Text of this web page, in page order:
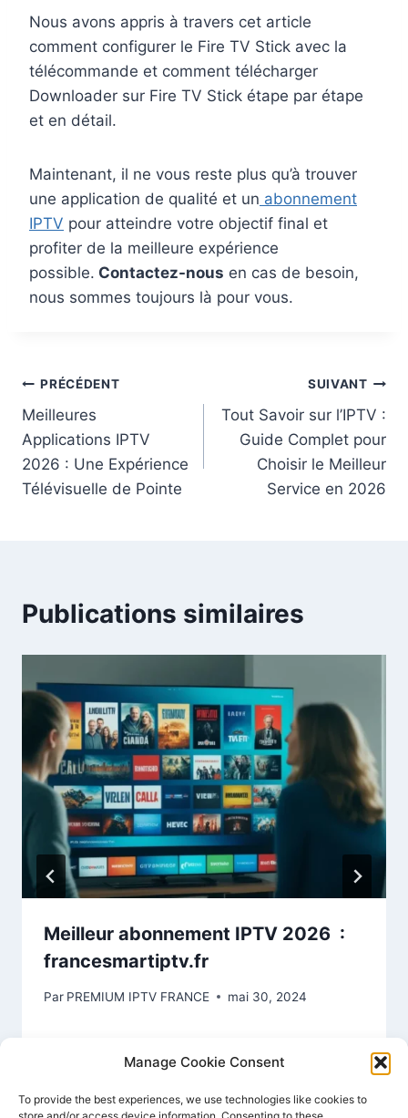
Manage Cookie Consent
To provide the best experiences, we use technologies like cookies to
Nous avons appris à travers cet article
comment configurer le Fire TV Stick avec la
télécommande et comment télécharger
Downloader sur Fire TV Stick étape par étape
et en détail.
Maintenant, il ne vous reste plus qu’à trouver
une application de qualité et un abonnement
IPTV pour atteindre votre objectif final et
profiter de la meilleure expérience
possible. Contactez-nous en cas de besoin,
nous sommes toujours là pour vous.
PRÉCÉDENT
Meilleures
Applications IPTV
2026 : Une Expérience
Télévisuelle de Pointe
SUIVANT
Tout Savoir sur l’IPTV :
Guide Complet pour
Choisir le Meilleur
Service en 2026
Publications similaires
Meilleur abonnement IPTV 2026 :
francesmartiptv.fr
Par PREMIUM IPTV FRANCE mai 30, 2024